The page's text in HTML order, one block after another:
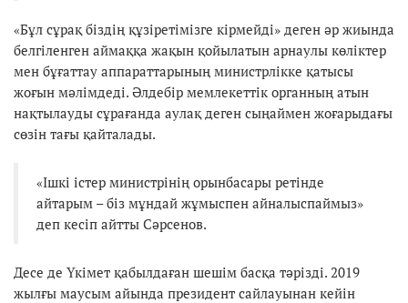
«Бұл сұрақ біздің құзіретімізге кірмейді» деген әр жиында
белгіленген аймаққа жақын қойылатын арнаулы көліктер
мен бұғаттау аппараттарының министрлікке қатысы
жоғын мәлімдеді. Әлдебір мемлекеттік органның атын
нақтылауды сұрағанда аулақ деген сыңаймен жоғарыдағы
сөзін тағы қайталады.
«Ішкі істер министрінің орынбасары ретінде
айтарым – біз мұндай жұмыспен айналыспаймыз»
деп кесіп айтты Сәрсенов.
Десе де Үкімет қабылдаған шешім басқа тәрізді. 2019
жылғы маусым айында президент сайлауынан кейін